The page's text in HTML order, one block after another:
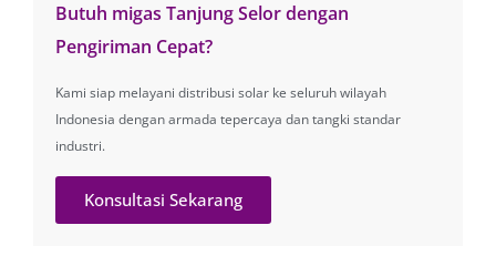
Butuh migas Tanjung Selor dengan
Pengiriman Cepat?
Kami siap melayani distribusi solar ke seluruh wilayah
Indonesia dengan armada tepercaya dan tangki standar
industri.
Konsultasi Sekarang